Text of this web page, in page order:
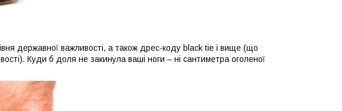
державної важливості, а також дрес-коду black tie і вище (що
Куди б доля не закинула ваші ноги – ні сантиметра оголеної